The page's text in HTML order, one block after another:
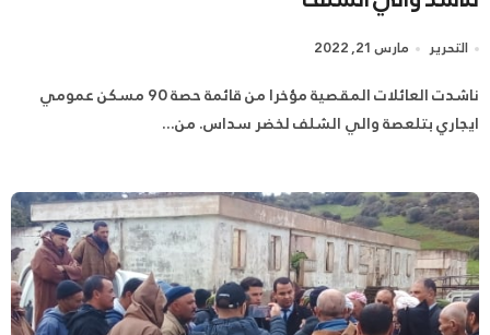
التحرير مارس 21, 2022
ناشدت العائلات المقصية مؤخرا من قائمة حصة 90 مسكن عمومي
ايجاري بتلعصة والي الشلف لخضر سداس. من...